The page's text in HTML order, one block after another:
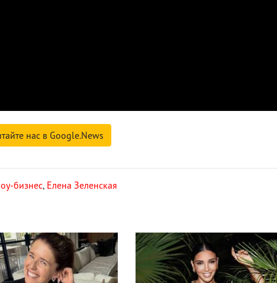
нас в Google.News
бизнес, Елена Зеленская